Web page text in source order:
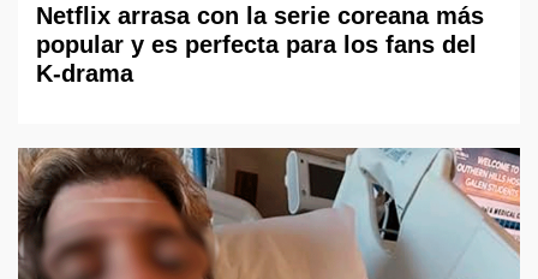
Netflix arrasa con la serie coreana más
popular y es perfecta para los fans del
K-drama